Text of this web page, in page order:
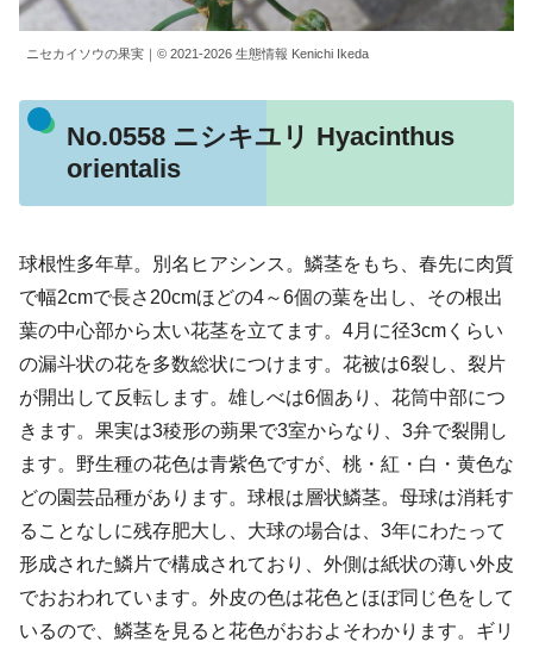
ニセカイソウの果実｜© 2021-2026 生態情報 Kenichi Ikeda
No.0558 ニシキユリ Hyacinthus
orientalis
球根性多年草。別名ヒアシンス。鱗茎をもち、春先に肉質
で幅2cmで長さ20cmほどの4～6個の葉を出し、その根出
葉の中心部から太い花茎を立てます。4月に径3cmくらい
の漏斗状の花を多数総状につけます。花被は6裂し、裂片
が開出して反転します。雄しべは6個あり、花筒中部につ
きます。果実は3稜形の蒴果で3室からなり、3弁で裂開し
ます。野生種の花色は青紫色ですが、桃・紅・白・黄色な
どの園芸品種があります。球根は層状鱗茎。母球は消耗す
ることなしに残存肥大し、大球の場合は、3年にわたって
形成された鱗片で構成されており、外側は紙状の薄い外皮
でおおわれています。外皮の色は花色とほぼ同じ色をして
いるので、鱗茎を見ると花色がおおよそわかります。ギリ